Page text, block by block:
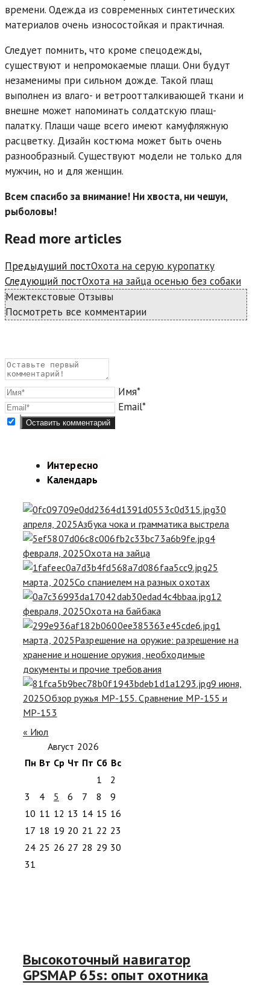
времени. Одежда из современных синтетических
материалов очень износостойкая и практичная.
Следует помнить, что кроме спецодежды,
существуют и непромокаемые плащи. Они будут
незаменимы при сильном дожде. Такой плащ
выполнен из влаго- и ветроотталкивающей ткани и
внешне может напоминать солдатскую плащ-
палатку. Плащи чаще всего имеют камуфляжную
расцветку. Дизайн костюма может быть очень
разнообразный. Существуют модели не только для
мужчин, но и для женщин.
Всем спасибо за внимание! Ни хвоста, ни чешуи,
рыболовы!
Read more articles
Предыдущий постОхота на серую куропатку
Следующий постОхота на зайца осенью без собаки
Межтекстовые Отзывы
Посмотреть все комментарии
Имя*
Email*
Интересно
Календарь
30
апреля, 2025Азбука чока и грамматика выстрела
4
февраля, 2025Охота на зайца
25
марта, 2025Со спаниелем на разных охотах
12
февраля, 2025Охота на байбака
1
марта, 2025Разрешение на оружие: разрешение на
хранение и ношение оружия, необходимые
документы и прочие требования
9 июня,
2025Обзор ружья МР-155. Сравнение МР-155 и
МР-153
« Июл
Август 2026
Пн Вт Ср Чт Пт Сб Вс
1
2
3
4 5 6 7 8
9
10 11 12 13 14 15 16
17 18 19 20 21 22 23
24 25 26 27 28 29 30
31
Высокоточный навигатор
GPSMAP 65s: опыт охотника